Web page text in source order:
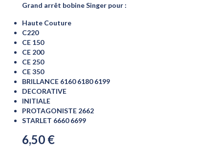
Grand arrêt bobine Singer pour :
Haute Couture
C220
CE 150
CE 200
CE 250
CE 350
BRILLANCE 6160 6180 6199
DECORATIVE
INITIALE
PROTAGONISTE 2662
STARLET 6660 6699
6,50 €